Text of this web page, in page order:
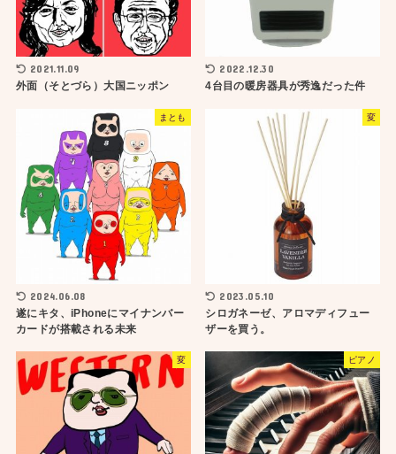
2021.11.09
外面（そとづら）大国ニッポン
2022.12.30
4台目の暖房器具が秀逸だった件
まとも
2024.06.08
遂にキタ、iPhoneにマイナンバー
カードが搭載される未来
変
2023.05.10
シロガネーゼ、アロマディフュー
ザーを買う。
変 ピアノ